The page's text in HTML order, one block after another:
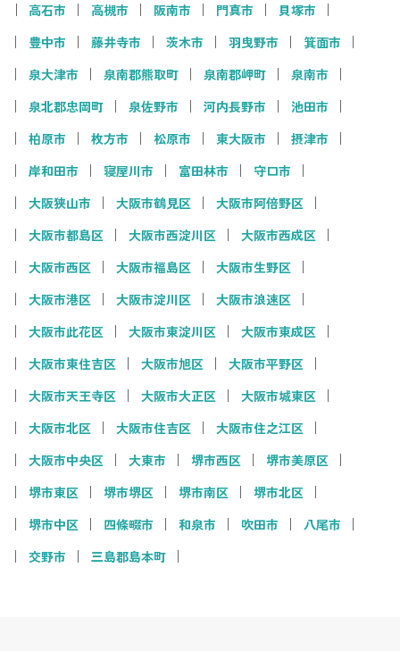
高石市 高槻市 阪南市 門真市
貝塚市
豊中市
藤井寺市 茨木市 羽曳野市
箕面市
泉大津市
泉南郡熊取町 泉南郡岬町
泉南市
泉北郡忠岡町
泉佐野市 河内長野市
池田市
柏原市
枚方市 松原市 東大阪市
摂津市
岸和田市
寝屋川市 富田林市
守口市
大阪狭山市
大阪市鶴見区
大阪市阿倍野区
大阪市都島区
大阪市西淀川区
大阪市西成区
大阪市西区
大阪市福島区
大阪市生野区
大阪市港区
大阪市淀川区
大阪市浪速区
大阪市此花区
大阪市東淀川区
大阪市東成区
大阪市東住吉区
大阪市旭区
大阪市平野区
大阪市天王寺区
大阪市大正区
大阪市城東区
大阪市北区
大阪市住吉区
大阪市住之江区
大阪市中央区
大東市 堺市西区
堺市美原区
堺市東区
堺市堺区 堺市南区
堺市北区
堺市中区
四條畷市 和泉市 吹田市
八尾市
交野市
三島郡島本町